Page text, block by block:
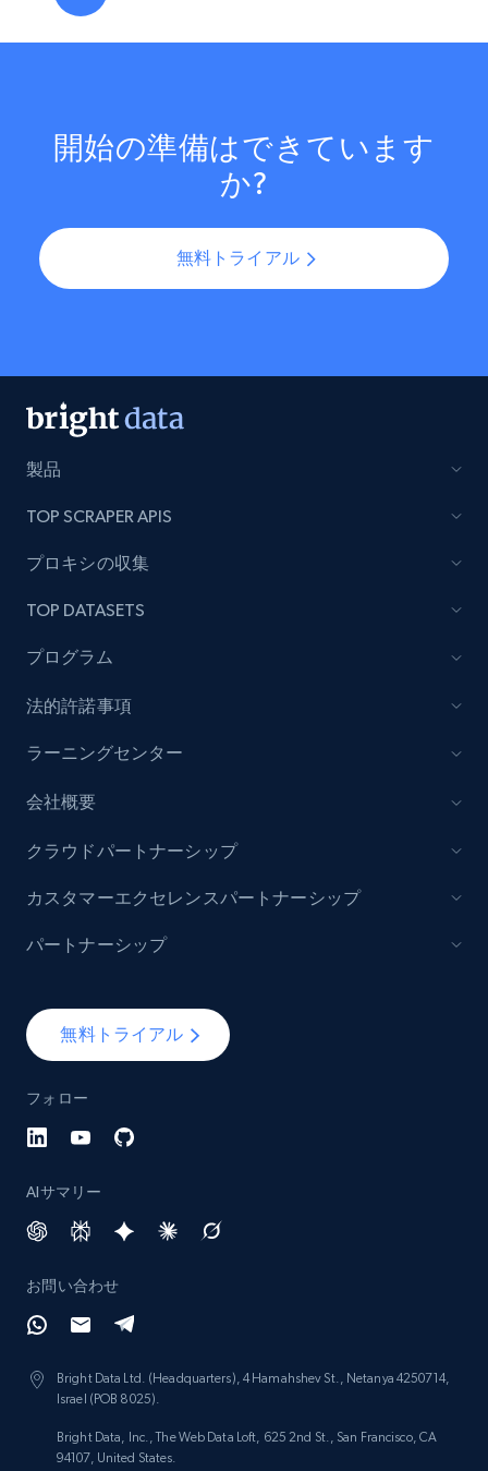
開始の準備はできています
か?
無料トライアル
製品
TOP SCRAPER APIS
プロキシの収集
TOP DATASETS
プログラム
法的許諾事項
ラーニングセンター
会社概要
無料トライアル
フォロー
AIサマリー
お問い合わせ
Bright Data Ltd. (Headquarters), 4 Hamahshev St., Netanya 4250714,
Israel (POB 8025).
Bright Data, Inc., The Web Data Loft, 625 2nd St., San Francisco, CA
94107, United States.
クラウドパートナーシップ
カスタマーエクセレンスパートナーシップ
パートナーシップ